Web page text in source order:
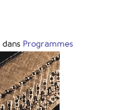
dans Programmes